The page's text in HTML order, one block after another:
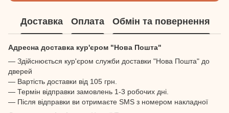
Доставка Оплата Обмін та повернення
Адресна доставка кур'єром "Нова Пошта"
— Здійснюється кур'єром служби доставки "Нова Пошта" до
дверей
— Вартість доставки від 105 грн.
— Термін відправки замовлень 1-3 робочих дні.
— Після відправки ви отримаєте SMS з номером накладної